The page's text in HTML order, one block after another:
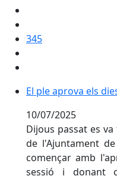
345
El ple aprova els
El ple aprova els
10/07/2025
Dijous passat es
de l'Ajuntament
començar amb
sessió i donant